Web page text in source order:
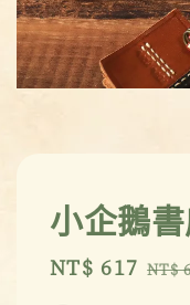
小企鵝
Sale
NT$ 617 NT$